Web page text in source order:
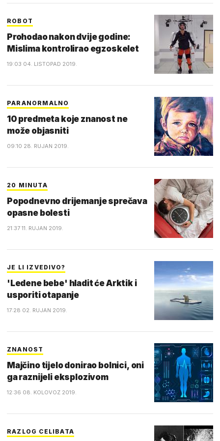
ROBOT
Prohodao nakon dvije godine:
Mislima kontrolirao egzoskelet
19:03 04. LISTOPAD 2019.
PARANORMALNO
10 predmeta koje znanost ne
može objasniti
09:10 28. RUJAN 2019.
20 MINUTA
Popodnevno drijemanje sprečava
opasne bolesti
21:37 11. RUJAN 2019.
JE LI IZVEDIVO?
'Ledene bebe' hladit će Arktik i
usporiti otapanje
17:28 02. RUJAN 2019.
ZNANOST
Majčino tijelo donirao bolnici, oni
ga raznijeli eksplozivom
12:36 08. KOLOVOZ 2019.
RAZLOG CELIBATA